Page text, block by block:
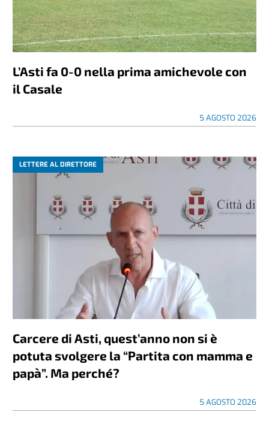
L’Asti fa 0-0 nella prima amichevole con
il Casale
5 AGOSTO 2026
LETTERE AL DIRETTORE
Carcere di Asti, quest’anno non si è
potuta svolgere la “Partita con mamma e
papà”. Ma perché?
5 AGOSTO 2026